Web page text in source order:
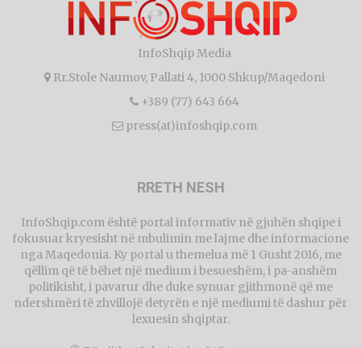
InfoShqip Media
Rr.Stole Naumov, Pallati 4, 1000 Shkup/Maqedoni
+389 (77) 643 664
press(at)infoshqip.com
RRETH NESH
InfoShqip.com është portal informativ në gjuhën shqipe i
fokusuar kryesisht në mbulimin me lajme dhe informacione
nga Maqedonia. Ky portal u themelua më 1 Gusht 2016, me
qëllim që të bëhet një medium i besueshëm, i pa-anshëm
politikisht, i pavarur dhe duke synuar gjithmonë që me
ndershmëri të zhvillojë detyrën e një mediumi të dashur për
lexuesin shqiptar.